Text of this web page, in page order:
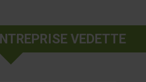
VEDETTE